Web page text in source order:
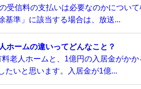
受信料の支払いは必要なのかについ
基準」に該当する場合は、放送...
ホームの違いってどんなこと？
老人ホームと、1億円の入居金がか
たいと思います。入居金が1億...